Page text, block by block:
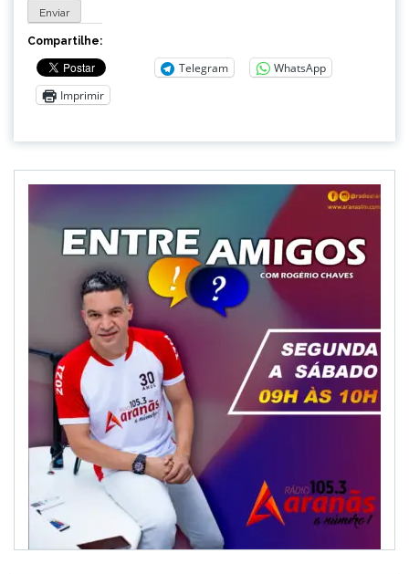
Compartilhe:
Telegram
WhatsApp
Imprimir